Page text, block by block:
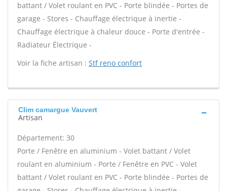
battant / Volet roulant en PVC - Porte blindée - Portes de
garage - Stores - Chauffage électrique à inertie -
Chauffage électrique à chaleur douce - Porte d'entrée -
Radiateur Électrique -
Voir la fiche artisan : Stf reno confort
Clim camargue Vauvert
Artisan
Département: 30
Porte / Fenêtre en aluminium - Volet battant / Volet
roulant en aluminium - Porte / Fenêtre en PVC - Volet
battant / Volet roulant en PVC - Porte blindée - Portes de